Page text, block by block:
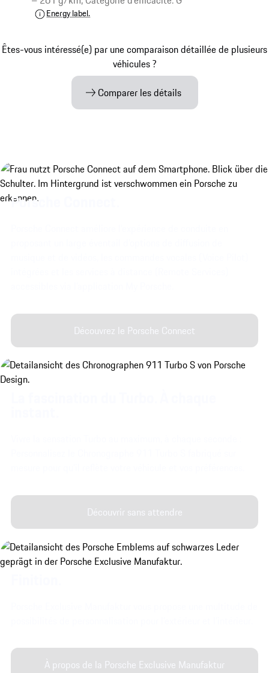
Energy label.
Êtes-vous intéressé(e) par une comparaison détaillée de plusieurs
véhicules ?
Comparer les détails
Porsche Connect.
Découvrez le Porsche Connect
Découvrir sans attendre
À propos de la Porsche Exclusive Manufaktur